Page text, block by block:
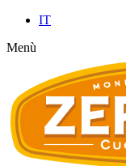
IT
Menù